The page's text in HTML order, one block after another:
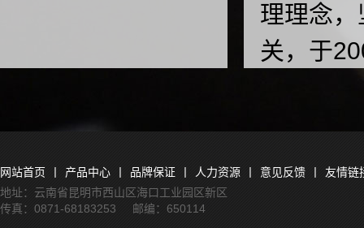
理理念
关，于
（昆明
网站首页 产品中心 品牌保证 人力资源 意见反馈
友情链
地址：云南省昆明市西山区海口工业园区新区
传真：0871-68183253 邮编：650114